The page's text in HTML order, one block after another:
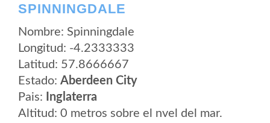
SPINNINGDALE
Nombre: Spinningdale
Longitud: -4.2333333
Latitud: 57.8666667
Estado: Aberdeen City
Pais:
Inglaterra
Altitud: 0 metros sobre el nvel del mar.